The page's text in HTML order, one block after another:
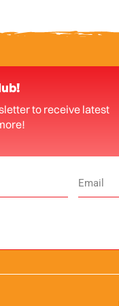
to receive latest